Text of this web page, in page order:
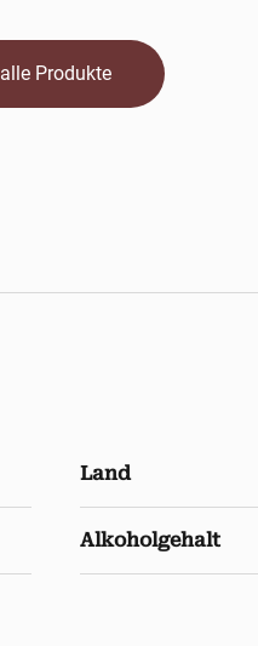
alle Produkte
Land
Alkoholgehalt